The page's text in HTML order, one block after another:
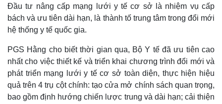
Đầu tư nâng cấp mạng lưới y tế cơ sở là nhiệm vụ cấp
bách và ưu tiên dài hạn, là thành tố trung tâm trong đổi mới
hệ thống y tế quốc gia.
PGS Hằng cho biết thời gian qua, Bộ Y tế đã ưu tiên cao
nhất cho việc thiết kế và triển khai chương trình đổi mới và
phát triển mạng lưới y tế cơ sở toàn diện, thực hiện hiệu
quả trên 4 trụ cột chính: tạo cửa mở chính sách quan trọng,
bao gồm định hướng chiến lược trung và dài hạn; cải thiện